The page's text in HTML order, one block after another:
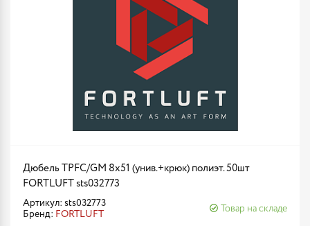
Дюбель TPFC/GM 8х51 (унив.+крюк) полиэт. 50шт
FORTLUFT sts032773
Артикул: sts032773
Бренд: FORTLUFT
Товар на складе